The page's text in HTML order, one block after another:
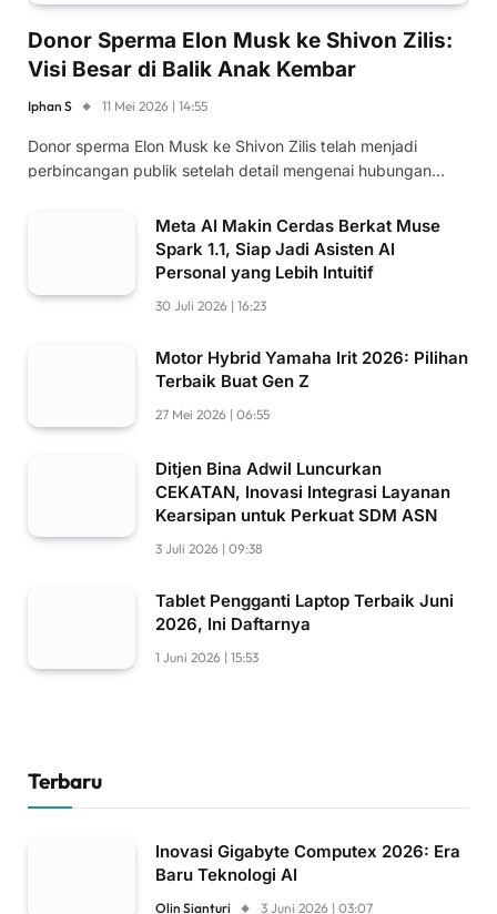
Donor Sperma Elon Musk ke Shivon Zilis:
Visi Besar di Balik Anak Kembar
Iphan S 11 Mei 2026 | 14:55
Donor sperma Elon Musk ke Shivon Zilis telah menjadi
perbincangan publik setelah detail mengenai hubungan…
Meta AI Makin Cerdas Berkat Muse
Spark 1.1, Siap Jadi Asisten AI
Personal yang Lebih Intuitif
30 Juli 2026 | 16:23
Motor Hybrid Yamaha Irit 2026: Pilihan
Terbaik Buat Gen Z
27 Mei 2026 | 06:55
Ditjen Bina Adwil Luncurkan
CEKATAN, Inovasi Integrasi Layanan
Kearsipan untuk Perkuat SDM ASN
3 Juli 2026 | 09:38
Tablet Pengganti Laptop Terbaik Juni
2026, Ini Daftarnya
1 Juni 2026 | 15:53
Terbaru
Inovasi Gigabyte Computex 2026: Era
Baru Teknologi AI
Olin Sianturi 3 Juni 2026 | 03:07